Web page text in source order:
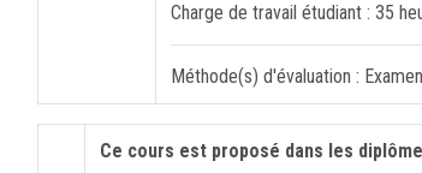
Charge de travail étudiant : 35
Méthode(s) d'évaluation :
Ce cours est proposé dans les